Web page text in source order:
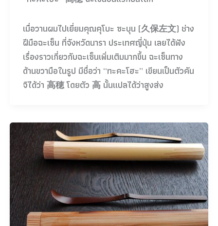
เมื่อวานผมไปเยี่ยมคุณคุโบะ ซะบุน (久保左文) ช่าง
ฝีมือฉะเซ็น ที่จังหวัดนารา ประเทศญี่ปุ่น เลยได้ฟัง
เรื่องราวเกี่ยวกับฉะเซ็นเพิ่มเติมมากขึ้น ฉะเซ็นทาง
ด้านขวามือในรูป มีชื่อว่า “ทะคะโฮะ” เขียนเป็นตัวคัน
จิได้ว่า 高穂 โดยตัว 高 นั้นแปลได้ว่าสูงส่ง